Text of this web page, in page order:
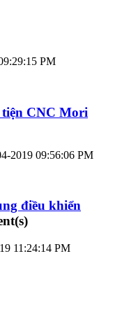
PM
CNC Mori
2019 09:56:06 PM
điều khiển
11:24:14 PM